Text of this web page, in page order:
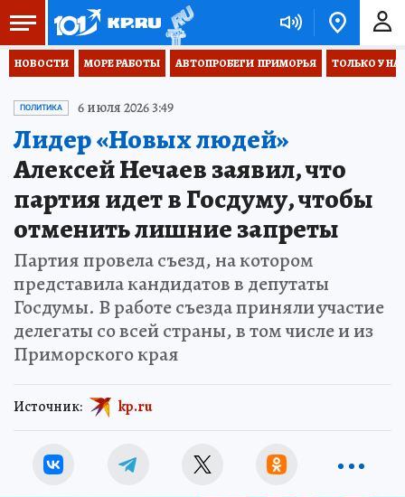
НОВОСТИ МОРЕ РАБОТЫ АВТОПРОБЕГИ  ПРИМОРЬЯ ТОЛЬКО У
ПОЛИТИКА 6 июля 2026 3:49
Лидер «Новых людей»
Алексей Нечаев заявил, что
партия идет в Госдуму, чтобы
отменить лишние запреты
Партия провела съезд, на котором
представила кандидатов в депутаты
Госдумы. В работе съезда приняли участие
делегаты со всей страны, в том числе и из
Приморского края
Источник: kp.ru